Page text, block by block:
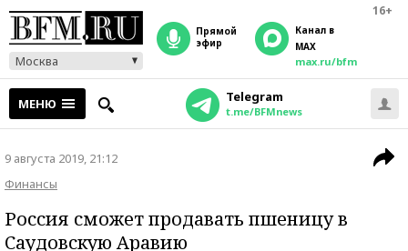
16+
Москва
прямой
эфир
Канал в
MAX
max.ru/bfm
МЕНЮ Telegram
t.me/BFMnews
9 августа 2019, 21:12
Финансы
Россия сможет продавать пшеницу в
Саудовскую Аравию